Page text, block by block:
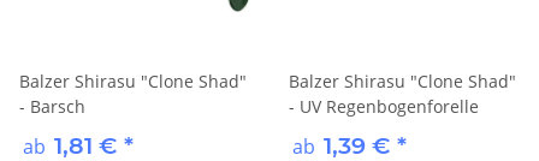
Balzer Shirasu "Clone Shad"
- Barsch
ab 1,81 € *
Balzer Shirasu "Clone Shad"
- UV Regenbogenforelle
ab 1,39 € *